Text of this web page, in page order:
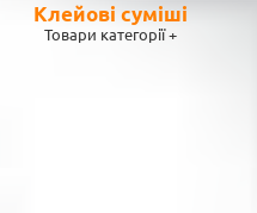
Клейові суміші
Товари категорії +